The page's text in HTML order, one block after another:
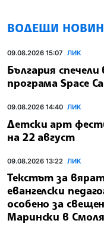
ВОДЕЩИ
09.08.2026 15:07 ЛИК
България
програма Space
09.08.2026 14:40 ЛИК
Детски арт
на 22 август
09.08.2026 13:22 ЛИК
Текстът за
евангелски
особено за
Марински в